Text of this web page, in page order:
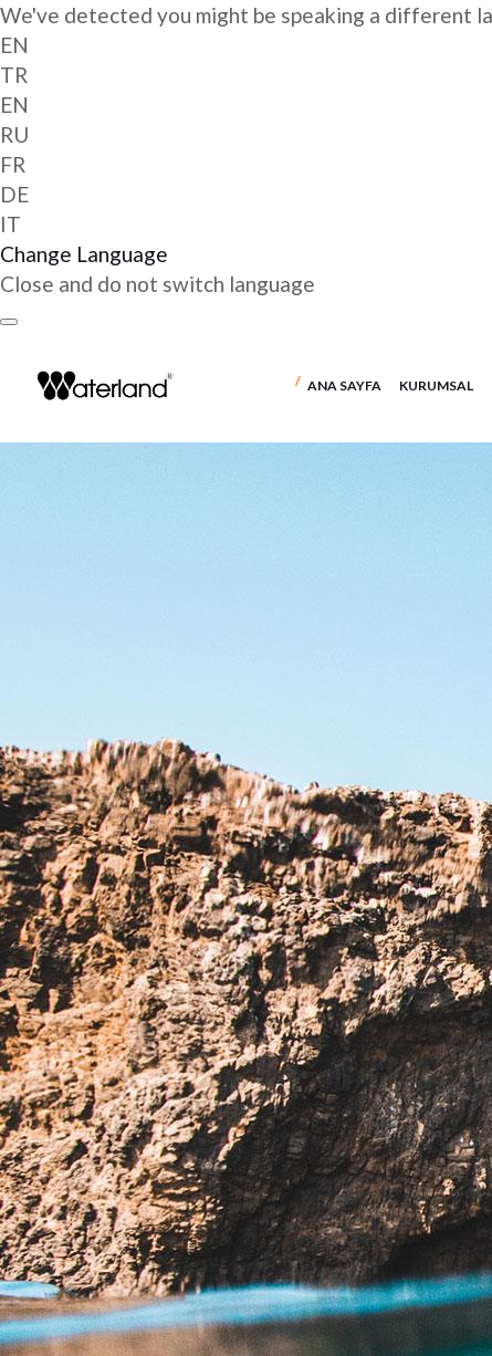
We've detected you might be speaking a different
EN
TR
EN
RU
FR
DE
IT
Change Language
Close and do not switch language
ANA SAYFA KURUMSAL